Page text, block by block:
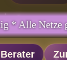
und